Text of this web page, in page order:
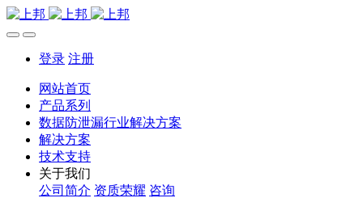
登录 注册
网站首页
产品系列
数据防泄漏行业解决方案
解决方案
技术支持
关于我们
公司简介 资质荣耀 咨询